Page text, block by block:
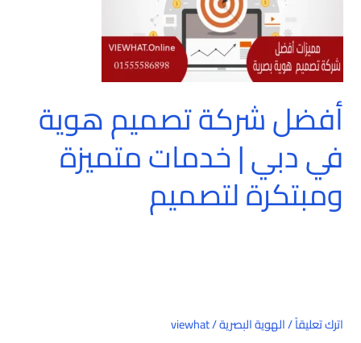
أفضل شركة تصميم هوية
في دبي | خدمات متميزة
ومبتكرة لتصميم
اترك تعليقاً/الهوية البصرية/
viewhat
|
خدمات
متميزة
ومبتكرة
لتصميم